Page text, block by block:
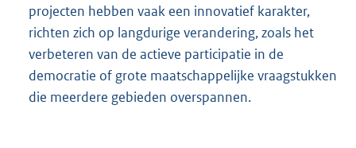
projecten hebben vaak een innovatief karakter,
richten zich op langdurige verandering, zoals het
verbeteren van de actieve participatie in de
democratie of grote maatschappelijke vraagstukken
die meerdere gebieden overspannen.